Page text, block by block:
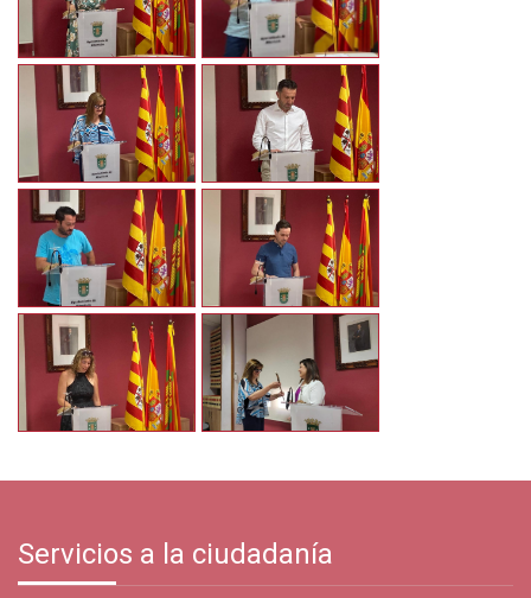
Servicios a la ciudadanía